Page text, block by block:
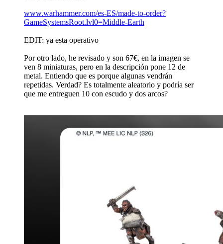
www.warhammer.com/es-ES/made-to-order?
GameSystemsRoot.lvl0=Middle-Earth
EDIT: ya esta operativo
Por otro lado, he revisado y son 67€, en la imagen se
ven 8 miniaturas, pero en la descripción pone 12 de
metal. Entiendo que es porque algunas vendrán
repetidas. Verdad? Es totalmente aleatorio y podría ser
que me entreguen 10 con escudo y dos arcos?